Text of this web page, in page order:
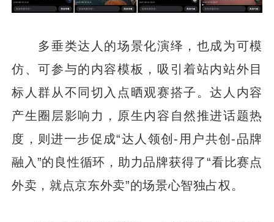
多垂类达人的场景化演绎，也成为可模
仿、可参与的内容模板，吸引着站内站外目
标人群从不同切入点晒观赛搭子。达人内容
产生圈层影响力，原生内容自然推进话题热
度，则进一步促成“达人领创-用户共创-品牌
融入”的良性循环，助力品牌获得了“看比赛点
外卖，就点京东外卖”的场景心智独占权。